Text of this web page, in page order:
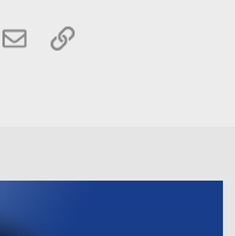
E-MailLink